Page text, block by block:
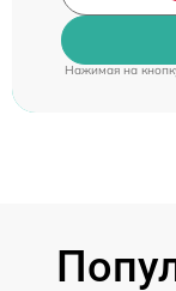
Нажимая на